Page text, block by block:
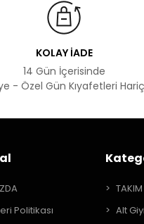
KOLAY İADE
14 Gün İçerisinde
- Özel Gün Kıyafetleri
Politikası
TAKIM
Alt